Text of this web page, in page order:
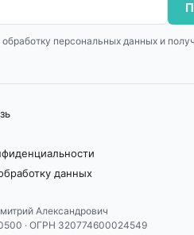
персональных данных и
данных
Александрович
· ОГРН 320774600024549